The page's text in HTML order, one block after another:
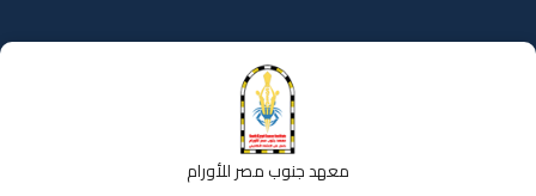
إلى
المحتوى
معهد جنوب مصر للأورام